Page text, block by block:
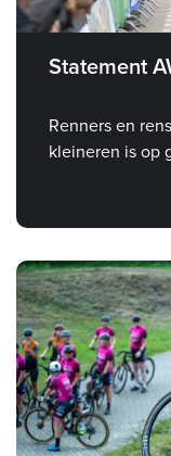
Statement
Renners en
kleineren is op